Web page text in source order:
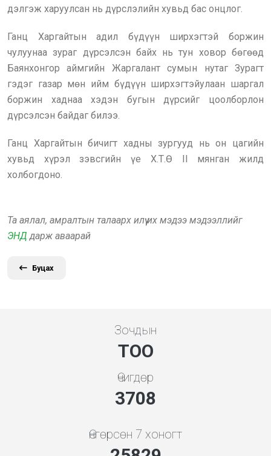
дэлгэж харуулсан нь дүрслэлийн хувьд бас онцлог.
Ганц Харгайтын адил бүдүүн ширхэгтэй боржин
чулуунаа зураг дүрсэлсэн байх нь тун ховор бөгөөд
Баянхонгор аймгийн Жаргалант сумын нутаг Зурагт
гэдэг газар мөн ийм бүдүүн ширхэгтэйулаан шаргал
боржин хаднаа хэдэн бугын дүрсийг цоолборлон
дүрсэлсэн байдаг билээ.
Ганц Харгайтын бичигт хадны зургууд нь он цагийн
хувьд хүрэл зэвсгийн үе Х.Т.Ө II мянган жилд
холбогдоно.
Та аялал, амралтын талаарх илүү их мэдээ мэдээллийг
ЭНД дарж аваарай
Буцах
Зочдын
ТОО
Өчигдөр
3994
Өнгөрсөн 7 хоногт